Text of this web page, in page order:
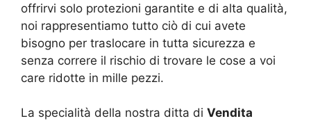
offrirvi solo protezioni garantite e di alta qualità,
noi rappresentiamo tutto ciò di cui avete
bisogno per traslocare in tutta sicurezza e
senza correre il rischio di trovare le cose a voi
care ridotte in mille pezzi.
La specialità della nostra ditta di Vendita